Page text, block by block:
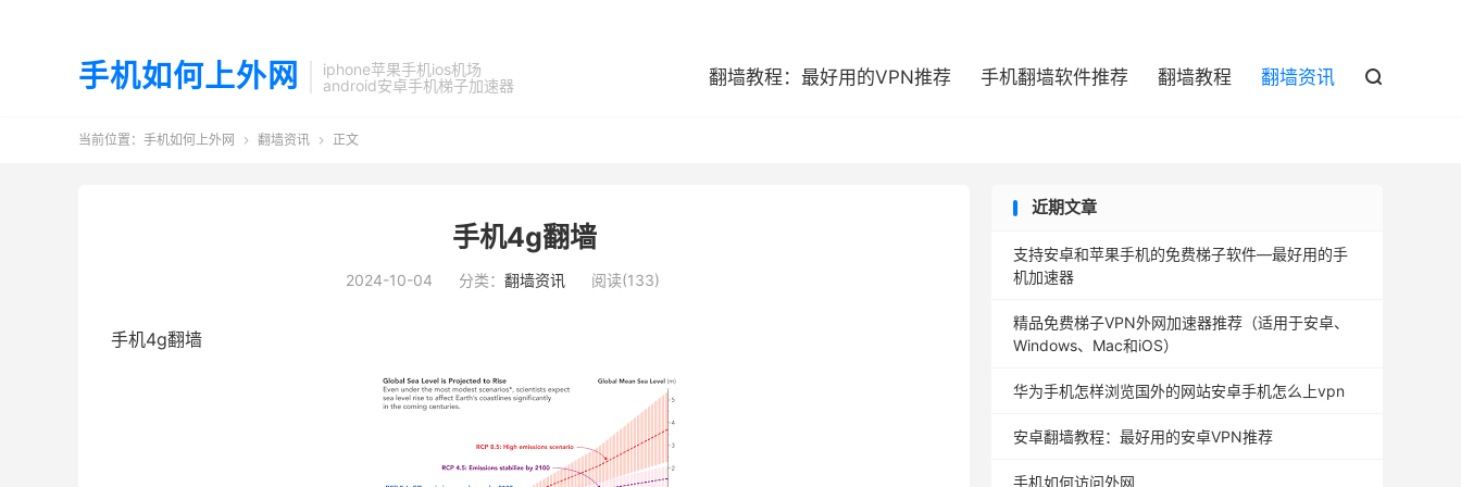
手机如何上外网
iphone苹果手机ios机场
android安卓手机梯子加速器
翻墙教程：最好用的VPN推荐 手机翻墙软件推荐 翻墙教程 翻墙资讯 
当前位置： 手机如何上外网  翻墙资讯  正文
手机4g翻墙
2024-10-04 分类： 翻墙资讯 阅读(133)
手机4g翻墙
近期文章
支持安卓和苹果手机的免费梯子软件—最好用的手
机加速器
精品免费梯子VPN外网加速器推荐（适用于安卓、
Windows、Mac和iOS）
华为手机怎样浏览国外的网站安卓手机怎么上vpn
安卓翻墙教程：最好用的安卓VPN推荐
手机如何访问外网